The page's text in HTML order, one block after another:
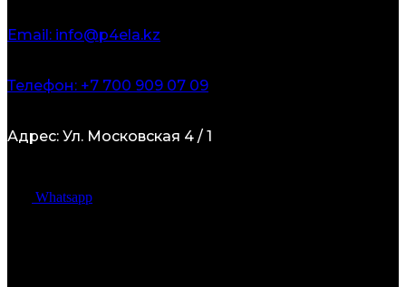
Email: info@p4ela.kz
Телефон: +7 700 909 07 09
Адрес: Ул. Московская 4 / 1
Whatsapp